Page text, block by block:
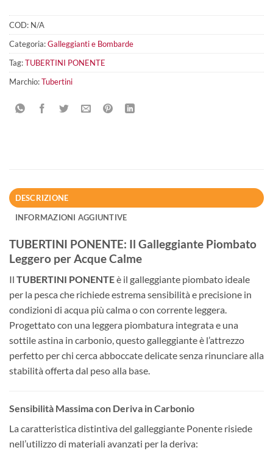
COD: N/A
Categoria:Galleggianti e Bombarde
Tag:TUBERTINI PONENTE
Marchio:Tubertini
DESCRIZIONE
INFORMAZIONI AGGIUNTIVE
TUBERTINI PONENTE: Il Galleggiante Piombato
Leggero per Acque Calme
Il TUBERTINI PONENTEè il galleggiante piombato ideale
per la pesca che richiede estrema sensibilità e precisione in
condizioni di acqua più calma o con corrente leggera.
Progettato con una leggera piombatura integrata e una
sottile astina in carbonio, questo galleggiante è l’attrezzo
perfetto per chi cerca abboccate delicate senza rinunciare alla
stabilità offerta dal peso alla base.
Sensibilità Massima con Deriva in Carbonio
La caratteristica distintiva del galleggiante Ponente risiede
nell’utilizzo di materiali avanzati per la deriva: